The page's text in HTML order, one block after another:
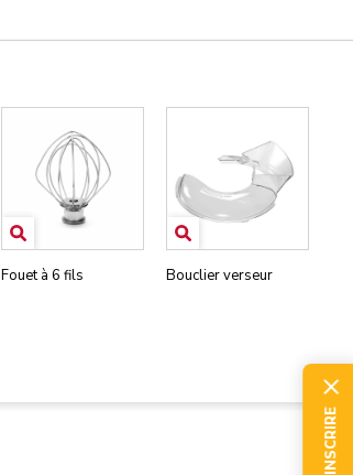
Fouet à 6 fils Bouclier verseur
S'INSCRIRE